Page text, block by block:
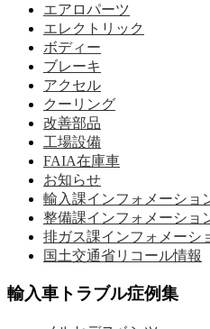
エアロパーツ
エレクトリック
ボディー
ブレーキ
アクセル
クーリング
改善部品
工場設備
FAIA在庫車
お知らせ
輸入課インフォメーショ
整備課インフォメーショ
排ガス課インフォメーシ
国土交通省リコール情報
輸入車トラブル症例集